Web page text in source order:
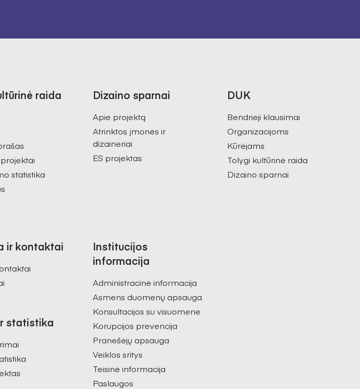
raida
statistika
Dizaino sparnai
Apie projektą
Atrinktos įmonės ir
dizaineriai
ES projektas
DUK
Bendrieji klausimai
Organizacijoms
Kūrėjams
Tolygi kultūrinė raida
Dizaino sparnai
ir kontaktai
statistika
Institucijos
informacija
Administracinė informacija
Asmens duomenų apsauga
Konsultacijos su visuomene
Korupcijos prevencija
Pranešėjų apsauga
Veiklos sritys
Teisinė informacija
Paslaugos